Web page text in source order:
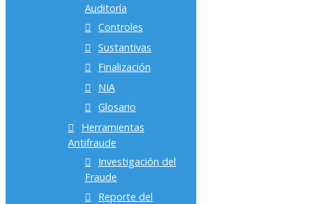
Auditoría
Controles
Sustantivas
Finalización
NIA
Glosario
Herramientas
Antifraude
Investigación del
Fraude
Reporte del